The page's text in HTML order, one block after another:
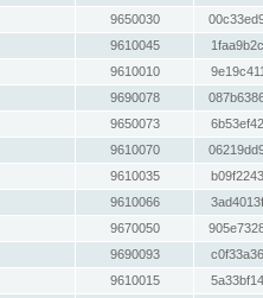
9650030
9610045
9610010
9690078
9650073
9610070
9610035
9610066
9670050
9690093
9610015